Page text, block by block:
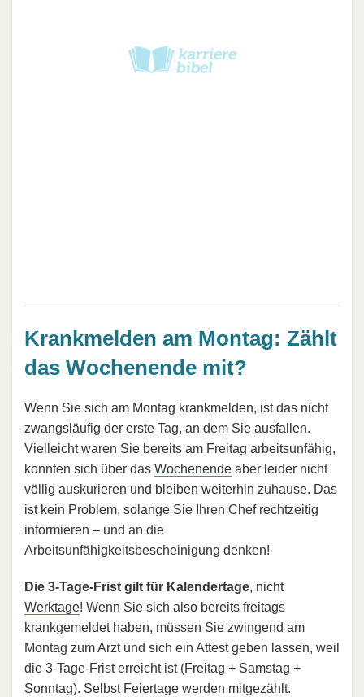
Krankmelden am Montag: Zählt
das Wochenende mit?
Wenn Sie sich am Montag krankmelden, ist das nicht
zwangsläufig der erste Tag, an dem Sie ausfallen.
Vielleicht waren Sie bereits am Freitag arbeitsunfähig,
konnten sich über das Wochenende aber leider nicht
völlig auskurieren und bleiben weiterhin zuhause. Das
ist kein Problem, solange Sie Ihren Chef rechtzeitig
informieren – und an die
Arbeitsunfähigkeitsbescheinigung denken!
Die 3-Tage-Frist gilt für Kalendertage, nicht
Werktage! Wenn Sie sich also bereits freitags
krankgemeldet haben, müssen Sie zwingend am
Montag zum Arzt und sich ein Attest geben lassen, weil
die 3-Tage-Frist erreicht ist (Freitag + Samstag +
Sonntag). Selbst Feiertage werden mitgezählt.